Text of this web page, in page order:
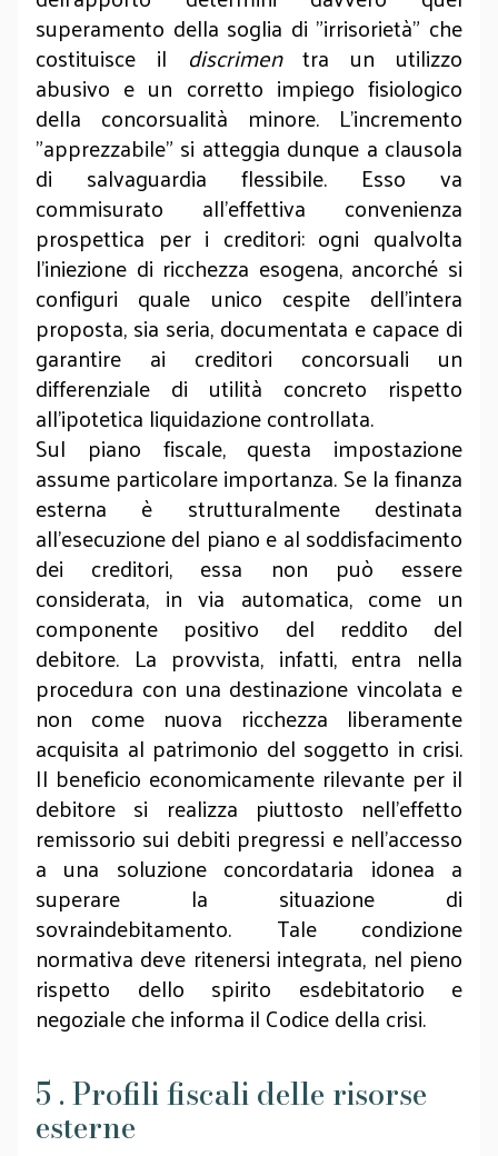
superamento della soglia di "irrisorietà" che
costituisce il discrimentra un utilizzo
abusivo e un corretto impiego fisiologico
della concorsualità minore. L'incremento
"apprezzabile" si atteggia dunque a clausola
di salvaguardia flessibile. Esso va
commisurato all'effettiva convenienza
prospettica per i creditori: ogni qualvolta
l'iniezione di ricchezza esogena, ancorché si
configuri quale unico cespite dell'intera
proposta, sia seria, documentata e capace di
garantire ai creditori concorsuali un
differenziale di utilità concreto rispetto
all'ipotetica liquidazione controllata.
Sul piano fiscale, questa impostazione
assume particolare importanza. Se la finanza
esterna è strutturalmente destinata
all’esecuzione del piano e al soddisfacimento
dei creditori, essa non può essere
considerata, in via automatica, come un
componente positivo del reddito del
debitore. La provvista, infatti, entra nella
procedura con una destinazione vincolata e
non come nuova ricchezza liberamente
acquisita al patrimonio del soggetto in crisi.
Il beneficio economicamente rilevante per il
debitore si realizza piuttosto nell’effetto
remissorio sui debiti pregressi e nell’accesso
a una soluzione concordataria idonea a
superare la situazione di
sovraindebitamento. Tale condizione
normativa deve ritenersi integrata, nel pieno
rispetto dello spirito esdebitatorio e
negoziale che informa il Codice della crisi.
5 . Profili fiscali delle risorse
esterne